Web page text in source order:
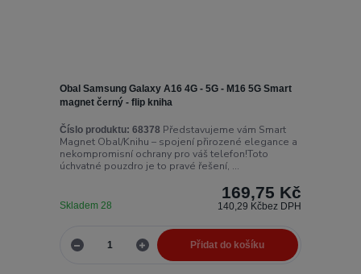
Obal Samsung Galaxy A16 4G - 5G - M16 5G Smart
magnet černý - flip kniha
Číslo produktu: 68378 Představujeme vám Smart
Magnet Obal/Knihu – spojení přirozené elegance a
nekompromisní ochrany pro váš telefon!Toto
úchvatné pouzdro je to pravé řešení, ...
169,75 Kč
140,29 Kčbez DPH
Skladem 28
Přidat do košíku